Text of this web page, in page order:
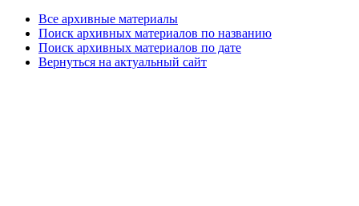
Все архивные материалы
Поиск архивных материалов по названию
Поиск архивных материалов по дате
Вернуться на актуальный сайт